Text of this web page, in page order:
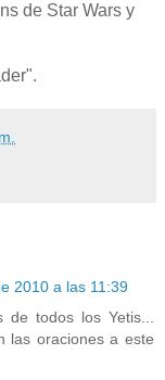
de Star Wars y
2010 a las 11:39
todos los Yetis...
las oraciones a este